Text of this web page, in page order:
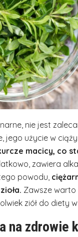
nie jest
jego użycie w
macicy, co
zawiera
powodu,
Zawsze
ziół do diety
na zdrowie